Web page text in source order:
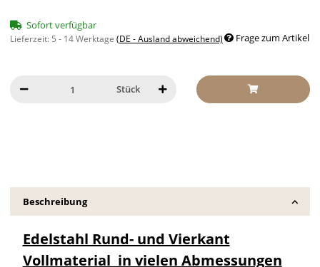
Sofort verfügbar
Lieferzeit: 5 - 14 Werktage (DE - Ausland abweichend) Frage zum Artikel
Stück
Beschreibung
Edelstahl Rund- und Vierkant
Vollmaterial in vielen Abmessungen